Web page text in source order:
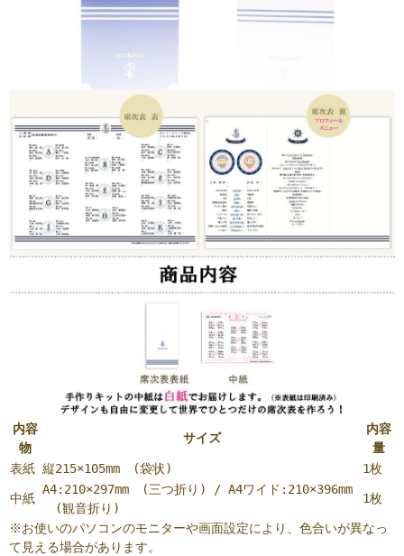
内容
物
サイズ
内容
量
表紙 縦215×105mm (袋状) 1枚
中紙
A4:210×297mm (三つ折り) / A4ワイド:210×396mm
(観音折り)
1枚
※お使いのパソコンのモニターや画面設定により、色合いが異なっ
て見える場合があります。